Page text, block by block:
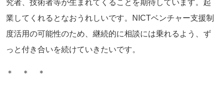
究者、技術者等が生まれてくることを期待しています。起
業してくれるとなおうれしいです。NICTベンチャー支援制
度活用の可能性のため、継続的に相談には乗れるよう、ず
っと付き合いを続けていきたいです。
＊ ＊ ＊